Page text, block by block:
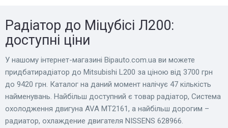
Радіатор до Міцубісі Л200:
доступні ціни
У нашому інтернет-магазині Bіpauto.com.ua ви можете
придбатирадіатор до Mitsubishi L200 за ціною від 3700 грн
до 9420 грн. Каталог на даний момент налічує 47 кількість
найменувань. Найбільш доступний є товар радіатор, Система
охолодження двигуна AVA MT2161, а найбільш дорогим –
радиатор, охлаждение двигателя NISSENS 628966.